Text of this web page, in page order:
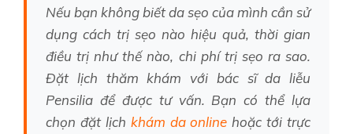
Nếu bạn không biết da sẹo của mình cần sử
dụng cách trị sẹo nào hiệu quả, thời gian
điều trị như thế nào, chi phí trị sẹo ra sao.
Đặt lịch thăm khám với bác sĩ da liễu
Pensilia để được tư vấn. Bạn có thể lựa
chọn đặt lịch khám da online hoặc tới trực